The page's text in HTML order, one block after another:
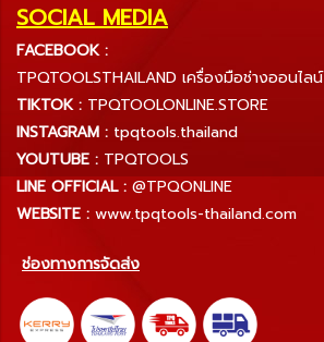
SOCIAL MEDIA
FACEBOOK :
TPQTOOLSTHAILAND เครื่องมือช่างออนไลน์
TIKTOK : TPQTOOLONLINE.STORE
INSTAGRAM : tpqtools.thailand
YOUTUBE : TPQTOOLS
LINE OFFICIAL : @TPQONLINE
WEBSITE : www.tpqtools-thailand.com
ช่องทางการจัดส่ง